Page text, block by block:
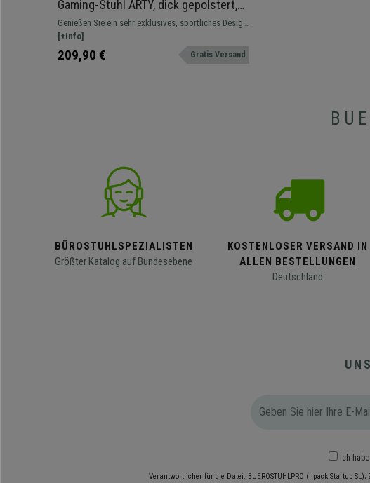
Gaming-Stuhl ARTY, dick gepolstert,
sportliches Design, sichtbare Nähte,
Kunstleder, Farbe Schwarz
Genießen Sie ein sehr exklusives, sportliches Design
und ein unschlagbares Preis-Leistungs-Verhältnis.
[+Info]
209,90 € Gratis Versand
BÜROSTUHLSPEZIALISTEN
Größter Katalog auf Bundesebene
KOSTENLOSER VERSAND IN
ALLEN BESTELLUNGEN
Deutschland
Ich
Verantwortlicher für die Datei: BUEROSTUHLPRO (Ilpack Startup